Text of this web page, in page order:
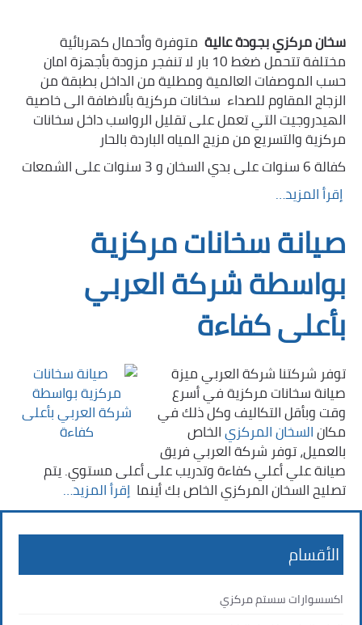
سخان مركزي بجودة عالية متوفرة وأحمال كهربائية
مختلفة تتحمل ضغط 10 بار لا تنفجر مزودة بأجهزة امان
حسب الموصفات العالمية ومطلية من الداخل بطبقة من
الزجاج المقاوم للصداء سخانات مركزية بألاضافة الى خاصية
الهيدروجيت التي تعمل على تقليل الرواسب داخل سخانات
مركزية والتسريع من مزيج المياه الباردة بالحار
كفالة 6 سنوات على بدي السخان و 3 سنوات على الشمعات
إقرأ المزيد…
صيانة سخانات مركزية
بواسطة شركة العربي
بأعلى كفاءة
توفر شركتنا شركة العربي ميزة
صيانة سخانات مركزية في أسرع
وقت وبأقل التكاليف وكل ذلك في
مكانالسخان المركزيالخاص
بالعميل، توفر شركة العربي فريق
صيانة علي أعلي كفاءة وتدريب على أعلى مستوي. يتم
تصليح السخان المركزي الخاص بك أينما ‏ إقرأ المزيد…
الأقسام
اكسسوارات سستم مركزي